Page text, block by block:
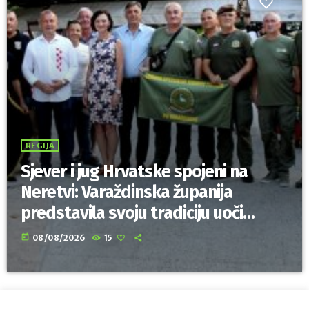
REGIJA
Sjever i jug Hrvatske spojeni na
Neretvi: Varaždinska županija
predstavila svoju tradiciju uoči
Maratona lađa
today 08/08/2026 15